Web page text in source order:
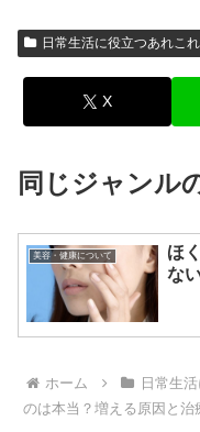
日常生活に役立つあれこれ
X
同じジャンル
美容・健康について
ほ
な
ホーム 日常生
のは本当？増える原因と治